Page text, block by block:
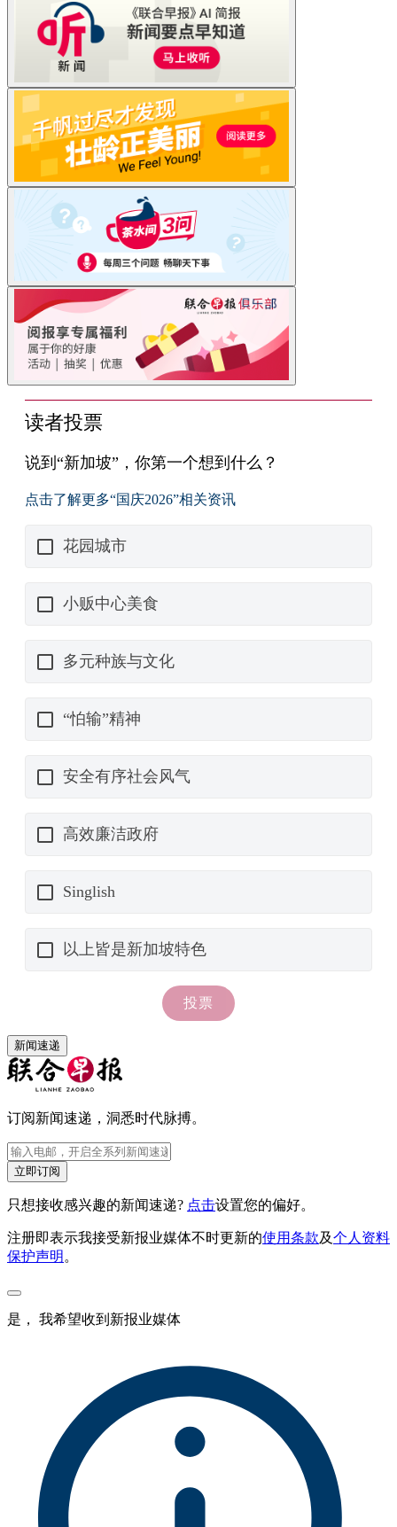
新闻速递
订阅新闻速递，洞悉时代脉搏。
立即订阅
只想接收感兴趣的新闻速递? 点击设置您的偏好。
注册即表示我接受新报业媒体不时更新的使用条款及个人资料
保护声明 。
是， 我希望收到新报业媒体